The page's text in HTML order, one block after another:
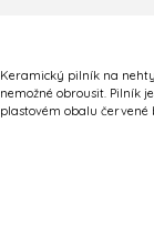
Keramický pilník na
nemožné obrousit. Pilník
plastovém obalu červené